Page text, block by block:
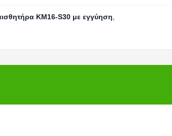
KM16-S30 με εγγύηση